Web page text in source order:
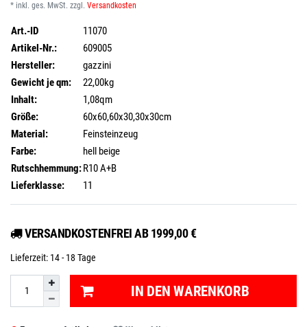
* inkl. ges. MwSt. zzgl. Versandkosten
Art.-ID
11070
Artikel-Nr.:
609005
Hersteller:
gazzini
Gewicht je qm:
22,00kg
Inhalt:
1,08qm
Größe:
60x60,60x30,30x30cm
Material:
Feinsteinzeug
Farbe:
hell beige
Rutschhemmung:R10 A+B
Lieferklasse:
11
VERSANDKOSTENFREI AB 1999,00 €
Lieferzeit: 14 - 18 Tage
IN DEN WARENKORB